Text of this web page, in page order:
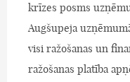
krīzes posms
Augšupeja
visi ražošanas un
ražošanas platība